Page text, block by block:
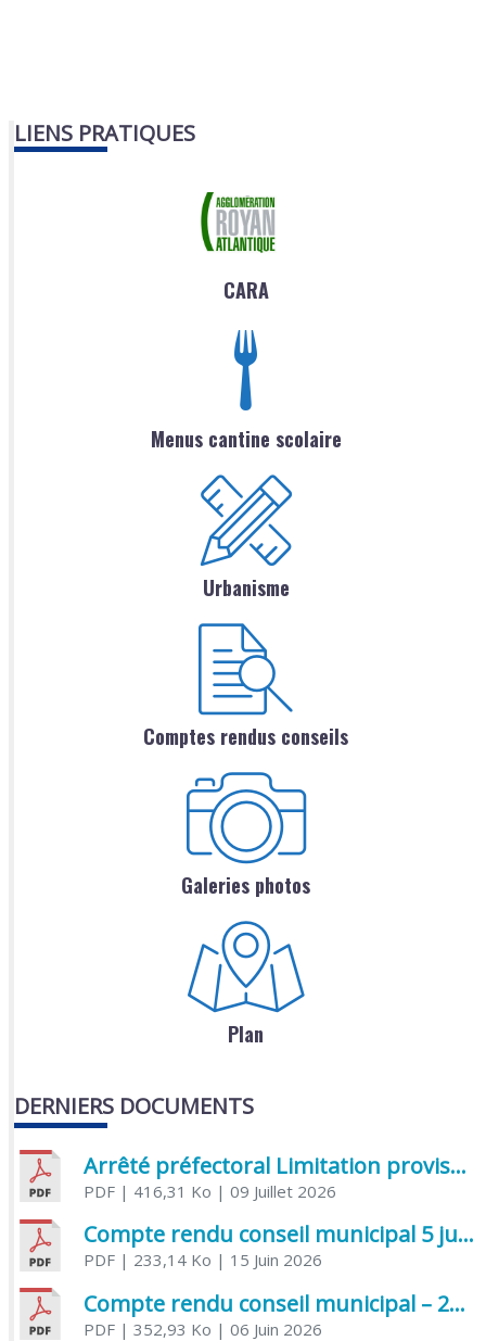
LIENS PRATIQUES
CARA
Menus cantine scolaire
Urbanisme
Comptes rendus conseils
Galeries photos
Plan
DERNIERS DOCUMENTS
Arrêté préfectoral Limitation provisoire des usages de l’eau
PDF| 416,31 Ko | 09 Juillet 2026
Compte rendu conseil municipal 5 juin 2026 sénatoriale
PDF| 233,14 Ko | 15 Juin 2026
Compte rendu conseil municipal – 21 avril 2026
PDF| 352,93 Ko | 06 Juin 2026